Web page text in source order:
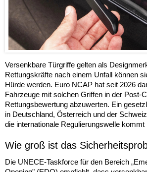
Versenkbare Türgriffe gelten als
Rettungskräfte nach einem Unfall können
Hürde werden. Euro NCAP hat seit 2026
Fahrzeuge mit solchen Griffen in der Post-
Rettungsbewertung abzuwerten. Ein
in Deutschland, Österreich und der
die internationale Regulierungswelle kommt
Wie groß ist das
Die UNECE-Taskforce für den Bereich